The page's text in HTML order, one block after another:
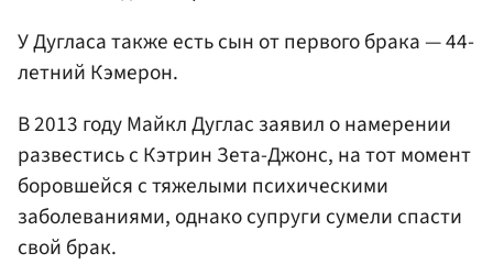
У Дугласа также есть сын от первого брака — 44-
летний Кэмерон.
В 2013 году Майкл Дуглас заявил о намерении
развестись с Кэтрин Зета-Джонс, на тот момент
боровшейся с тяжелыми психическими
заболеваниями, однако супруги сумели спасти
свой брак.